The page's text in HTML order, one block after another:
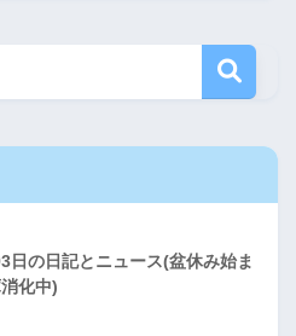
日の日記とニュース(盆休み始ま
化中)